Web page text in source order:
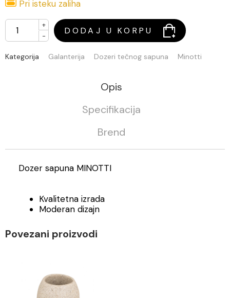
Pri isteku zaliha
+
-
DODAJ U KORPU
Kategorija Galanterija Dozeri tečnog sapuna Minotti
Opis
Specifikacija
Brend
Dozer sapuna MINOTTI
Kvalitetna izrada
Moderan dizajn
Povezani proizvodi